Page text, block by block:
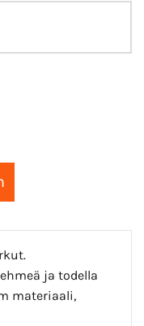
ja todella
materiaali,